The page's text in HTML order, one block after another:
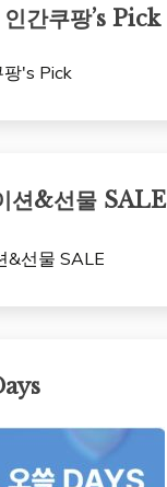
간쿠팡’s Pick
션&선물 SALE